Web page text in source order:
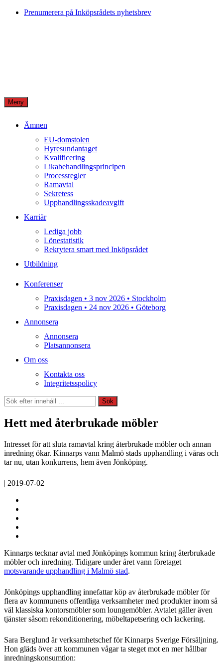
Skip
Prenumerera på Inköpsrådets nyhetsbrev
Meny
Ämnen
EU-domstolen
Hyresundantaget
Kvalificering
Likabehandlingsprincipen
Processregler
Ramavtal
Sekretess
Upphandlingsskadeavgift
Karriär
Lediga jobb
Lönestatistik
Rekrytera smart med Inköpsrådet
Utbildning
Konferenser
Praxisdagen • 3 nov 2026 • Stockholm
Praxisdagen • 24 nov 2026 • Göteborg
Annonsera
Annonsera
Platsannonsera
Om oss
Kontakta oss
Integritetsspolicy
Sök
Sök
Hett med återbrukade möbler
Intresset för att sluta ramavtal kring återbrukade möbler och annan
inredning ökar. Kinnarps vann Malmö stads upphandling i våras och
tar nu, utan konkurrens, hem även Jönköping.
| 2019-07-02
Kinnarps tecknar avtal med Jönköpings kommun kring återbrukade
möbler och inredning. Tidigare under året vann företaget
motsvarande upphandling i Malmö stad.
Jönköpings upphandling innefattar köp av återbrukade möbler för
flera av kommunens offentliga verksamheter med produkter inom så
väl klassiska kontorsmöbler som loungemöbler. Avtalet gäller även
tjänster såsom rekonditionering, möbeltapetsering och lackering.
Sara Berglund är verksamhetschef för Kinnarps Sverige Försäljning.
Hon gläds över att kommunen vågar ta steget mot en mer hållbar
inredningskonsumtion: